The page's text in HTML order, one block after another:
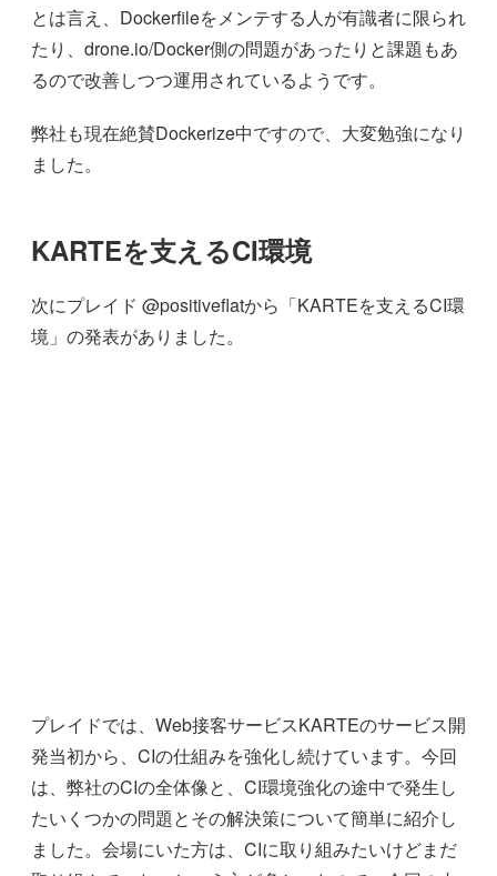
とは言え、Dockerfileをメンテする人が有識者に限られ
たり、drone.io/Docker側の問題があったりと課題もあ
るので改善しつつ運用されているようです。
弊社も現在絶賛Dockerize中ですので、大変勉強になり
ました。
KARTEを支えるCI環境
次にプレイド @positiveflatから「KARTEを支えるCI環
境」の発表がありました。
プレイドでは、Web接客サービスKARTEのサービス開
発当初から、CIの仕組みを強化し続けています。今回
は、弊社のCIの全体像と、CI環境強化の途中で発生し
たいくつかの問題とその解決策について簡単に紹介し
ました。会場にいた方は、CIに取り組みたいけどまだ